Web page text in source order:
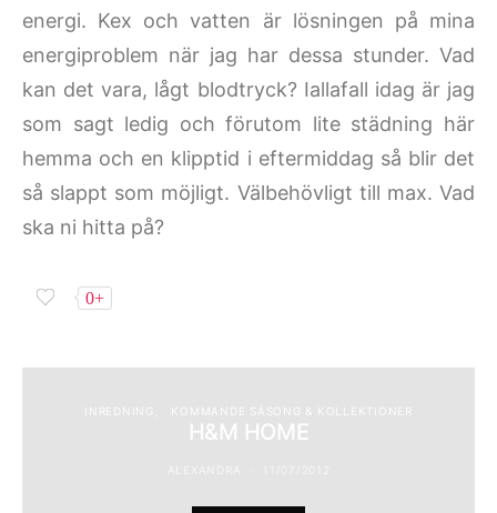
energi. Kex och vatten är lösningen på mina
energiproblem när jag har dessa stunder. Vad
kan det vara, lågt blodtryck? Iallafall idag är jag
som sagt ledig och förutom lite städning här
hemma och en klipptid i eftermiddag så blir det
så slappt som möjligt. Välbehövligt till max. Vad
ska ni hitta på?
0+
KOMMANDE SÄSONG & KOLLEKTIONER
H&M HOME